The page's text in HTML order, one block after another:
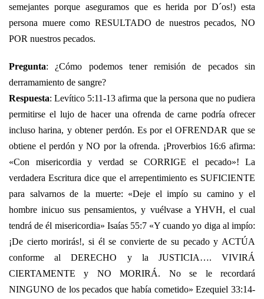
semejantes porque aseguramos que es herida por D´os!) esta
persona muere como RESULTADO de nuestros pecados, NO
POR nuestros pecados.
Pregunta: ¿Cómo podemos tener remisión de pecados sin
derramamiento de sangre?
Respuesta: Levítico 5:11-13 afirma que la persona que no pudiera
permitirse el lujo de hacer una ofrenda de carne podría ofrecer
incluso harina, y obtener perdón. Es por el OFRENDAR que se
obtiene el perdón y NO por la ofrenda. ¡Proverbios 16:6 afirma:
«Con misericordia y verdad se CORRIGE el pecado»! La
verdadera Escritura dice que el arrepentimiento es SUFICIENTE
para salvarnos de la muerte: «Deje el impío su camino y el
hombre inicuo sus pensamientos, y vuélvase a YHVH, el cual
tendrá de él misericordia» Isaías 55:7 «Y cuando yo diga al impío:
¡De cierto morirás!, si él se convierte de su pecado y ACTÚA
conforme al DERECHO y la JUSTICIA…. VIVIRÁ
CIERTAMENTE y NO MORIRÁ. No se le recordará
NINGUNO de los pecados que había cometido» Ezequiel 33:14-